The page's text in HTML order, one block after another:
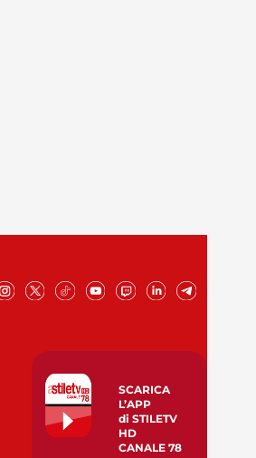
SCARICA
L’APP
di STILETV
HD
CANALE 78